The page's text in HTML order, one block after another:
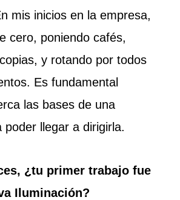
mis inicios en la empresa,
cero, poniendo cafés,
y rotando por todos
Es fundamental
las bases de una
poder llegar a dirigirla.
¿tu primer trabajo fue
Iluminación?